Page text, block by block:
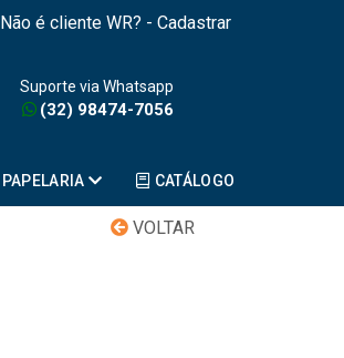
Não é cliente WR? - Cadastrar
Suporte via Whatsapp
(32) 98474-7056
PAPELARIA CATÁLOGO
VOLTAR